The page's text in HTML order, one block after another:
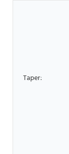
Taper: